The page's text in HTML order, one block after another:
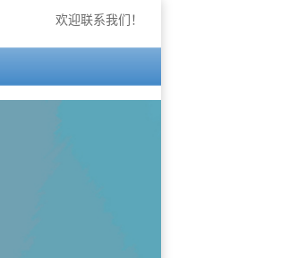
欢迎联系我们！